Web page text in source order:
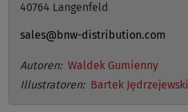
40764 Langenfeld
sales@bnw-distribution.com
Autoren: Waldek Gumienny
Illustratoren: Bartek Jędrzejewski